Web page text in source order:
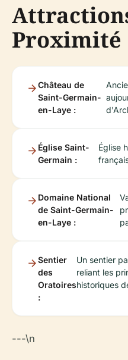
Proximité
Château de
Saint-Germain-
en-Laye :
Église Saint-
Germain :
Église
Domaine National
de Saint-Germain-
en-Laye :
Sentier
des
Oratoires
:
Un sentier
reliant les
historiques
---\n